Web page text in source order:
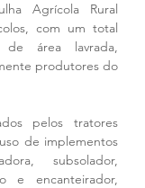
Agrícola Rural
com um total
área lavrada,
produtores do
pelos tratores
de implementos
subsolador,
e encanteirador,